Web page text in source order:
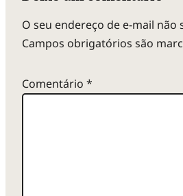
O seu endereço de e-mail não
Campos obrigatórios são
Comentário *